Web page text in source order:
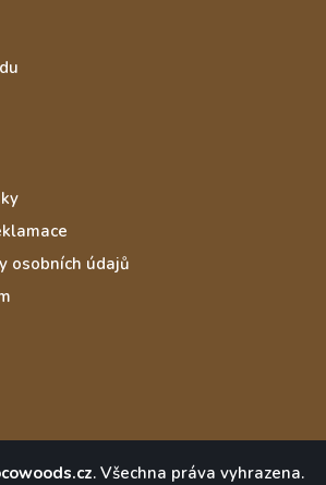
osobních údajů
. Všechna práva vyhrazena.